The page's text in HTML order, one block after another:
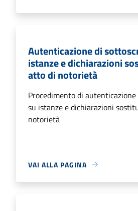
Autenticazione di
istanze e dichiarazioni
atto di notorietà
Procedimento di
su istanze e dichiarazioni
notorietà
VAI ALLA PAGINA